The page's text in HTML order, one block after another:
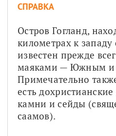
СПРАВКА
Остров Гогланд,
километрах к западу
известен прежде
маяками — Южным и
Примечательно
есть
камни и сейды
саамов).